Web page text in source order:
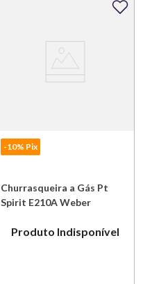
-10% Pix
Churrasqueira a Gás Pt
Spirit E210A Weber
Produto Indisponível